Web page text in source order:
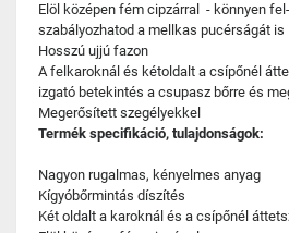
Elöl középen fém cipzárral - könnyen
szabályozhatod a mellkas pucérságát is
Hosszú ujjú fazon
A felkaroknál és kétoldalt a csípőnél
izgató betekintés a csupasz bőrre és
Megerősített szegélyekkel
Termék specifikáció, tulajdonságok:
Nagyon rugalmas, kényelmes anyag
Kígyóbőrmintás díszítés
Két oldalt a karoknál és a csípőnél